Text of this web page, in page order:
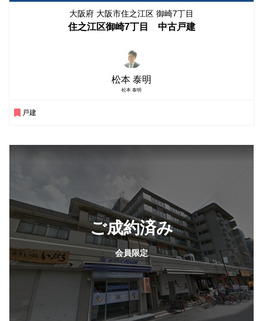
大阪府 大阪市住之江区 御崎7丁目
住之江区御崎7丁目 中古戸建
松本 泰明
松本 泰明
戸建
ご成約済み
会員限定